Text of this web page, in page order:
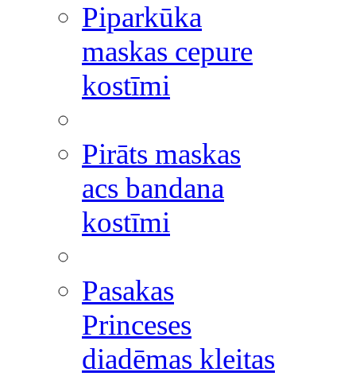
Piparkūka
maskas cepure
kostīmi
Pirāts maskas
acs bandana
kostīmi
Pasakas
Princeses
diadēmas kleitas